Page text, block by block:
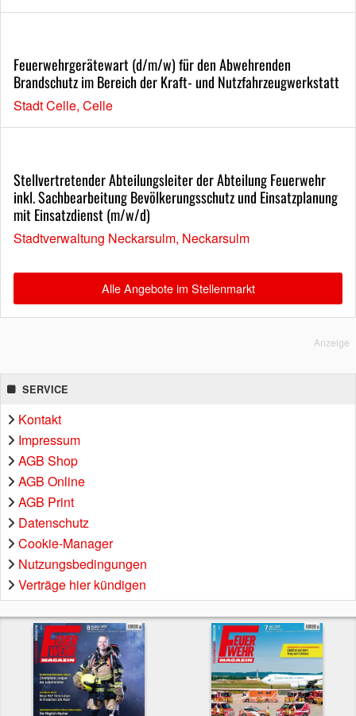
Feuerwehrgerätewart (d/m/w) für den Abwehrenden
Brandschutz im Bereich der Kraft- und Nutzfahrzeugwerkstatt
Stadt Celle, Celle
Stellvertretender Abteilungsleiter der Abteilung Feuerwehr
inkl. Sachbearbeitung Bevölkerungsschutz und Einsatzplanung
mit Einsatzdienst (m/w/d)
Stadtverwaltung Neckarsulm, Neckarsulm
Alle Angebote im Stellenmarkt
Anzeige
SERVICE
Kontakt
Impressum
AGB Shop
AGB Online
AGB Print
Datenschutz
Cookie-Manager
Nutzungsbedingungen
Verträge hier kündigen